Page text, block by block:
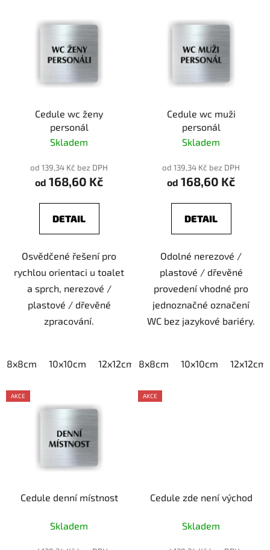
Cedule wc ženy
personál
Skladem
od 139,34 Kč bez DPH
od 168,60 Kč
DETAIL
Osvědčené řešení pro
rychlou orientaci u toalet
a sprch, nerezové /
plastové / dřevěné
zpracování.
8x8cm 10x10cm 12x12cm 15x15cm 20x20cm
Cedule wc muži
personál
Skladem
od 139,34 Kč bez DPH
od 168,60 Kč
DETAIL
Odolné nerezové /
plastové / dřevěné
provedení vhodné pro
jednoznačné označení
WC bez jazykové bariéry.
8x8cm 10x10cm 12x12cm
AKCE
Cedule denní místnost
Skladem
AKCE
Cedule zde není východ
Skladem